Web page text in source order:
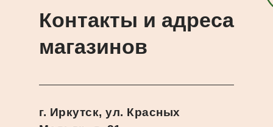
Контакты и адреса
магазинов
г. Иркутск, ул. Красных